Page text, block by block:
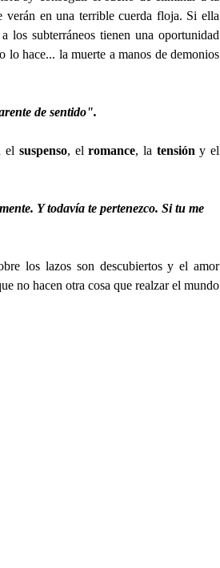
en una terrible cuerda floja. Si ella
los subterráneos tienen una oportunidad
lo hace... la muerte a manos de demonios
de sentido".
el suspenso, elromance, la tensión y el
Y todavía te pertenezco. Si tu me
los lazos son descubiertos y el amor
no hacen otra cosa que realzar el mundo